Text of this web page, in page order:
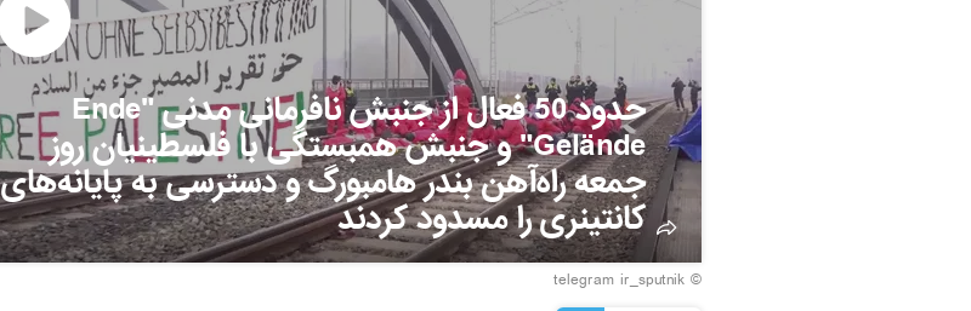
حدود 50 فعال از جنبش نافرمانی مدنی "Ende
Gelände" و جنبش همبستگی با فلسطینیان روز
جمعه راه‌آهن بندر هامبورگ و دسترسی به پایانه‌های
کانتینری را مسدود کردند
© telegram ir_sputnik